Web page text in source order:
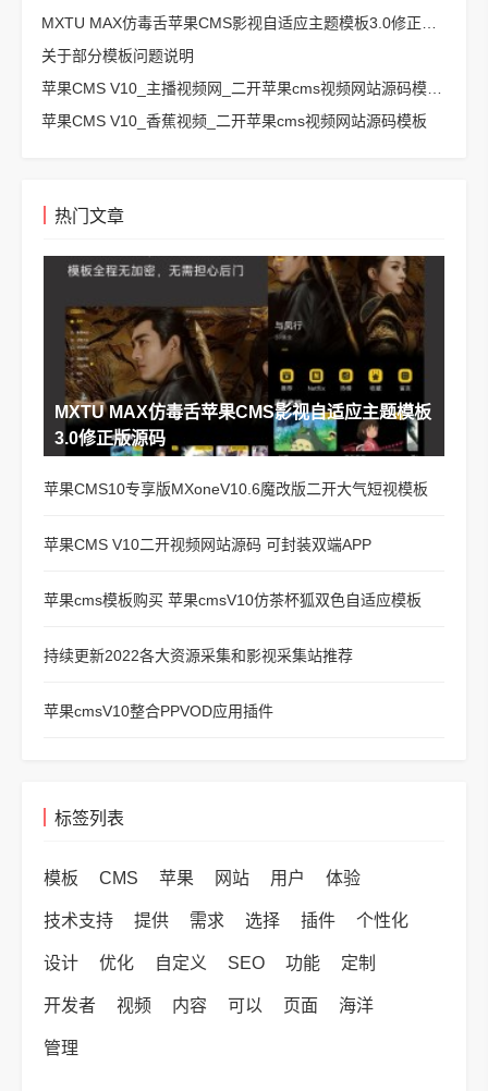
关于部分模板问题说明
苹果CMS V10_香蕉视频_二开苹果cms视频网站源码模板
热门文章
MXTU MAX仿毒舌苹果CMS影视自适应主题模板
3.0修正版源码
苹果CMS10专享版MXoneV10.6魔改版二开大气短视模板
苹果CMS V10二开视频网站源码 可封装双端APP
苹果cms模板购买 苹果cmsV10仿茶杯狐双色自适应模板
持续更新2022各大资源采集和影视采集站推荐
苹果cmsV10整合PPVOD应用插件
标签列表
模板 CMS 苹果 网站 用户 体验
技术支持 提供 需求 选择 插件 个性化
设计 优化 自定义 SEO 功能 定制
开发者 视频 内容 可以 页面 海洋
管理